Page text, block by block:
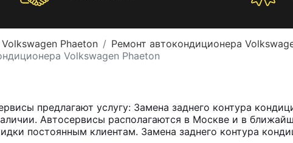
Phaeton
Ремонт автокондиционера
Volkswagen Phaeton
предлагают услугу: Замена заднего контура
Автосервисы располагаются в Москве и в
постоянным клиентам. Замена заднего контура